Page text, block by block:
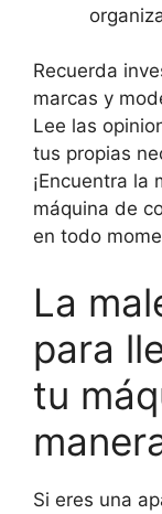
Recuerda
marcas y
Lee las
tus propias
¡Encuentra
máquina de
en todo
La
para
tu
Si eres una